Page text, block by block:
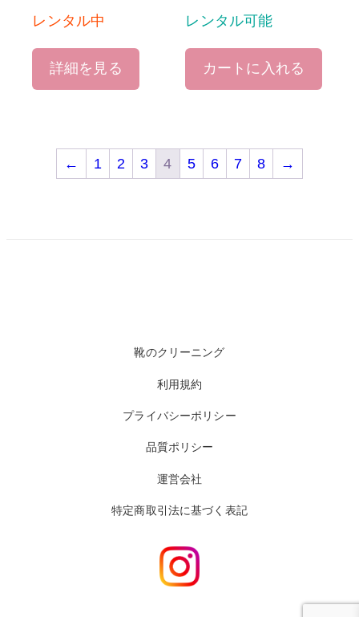
レンタル中
詳細を見る
レンタル可能
カートに入れる
← 1 2 3 4 5 6 7 8 →
靴のクリーニング
利用規約
プライバシーポリシー
品質ポリシー
運営会社
特定商取引法に基づく表記